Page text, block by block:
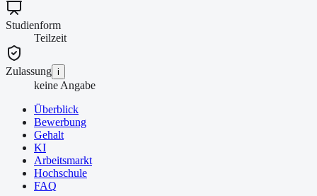
Studienform
Teilzeit
Zulassung i
keine Angabe
Überblick
Bewerbung
Gehalt
KI
Arbeitsmarkt
Hochschule
FAQ